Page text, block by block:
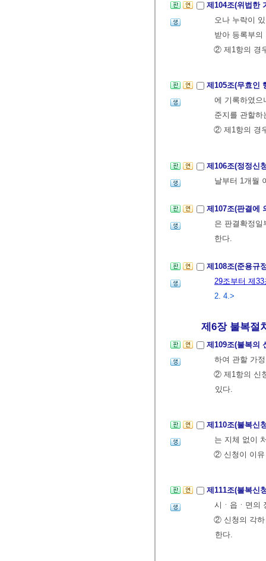
제104조(위법한
오나 누락이
받아 등록부
② 제1항의 경
제105조(무효인
에 기록하였으
준지를 관할
② 제1항의 경
제106조(정정신
날부터 1개월
제107조(판결에
은 판결확정
한다.
제108조(준용규
29조부터 제33
2. 4.>
제6장 불복절
제109조(불복의
하여 관할 가
② 제1항의 신
있다.
제110조(불복신
는 지체 없이
② 신청이 이유
제111조(불복신
시ㆍ읍ㆍ면의
② 신청의 각하
한다.